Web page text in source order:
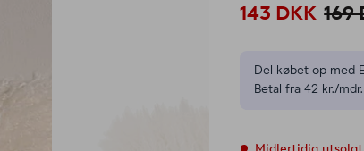
143 DKK 169
Del købet op med
Betal fra 42 kr./mdr.